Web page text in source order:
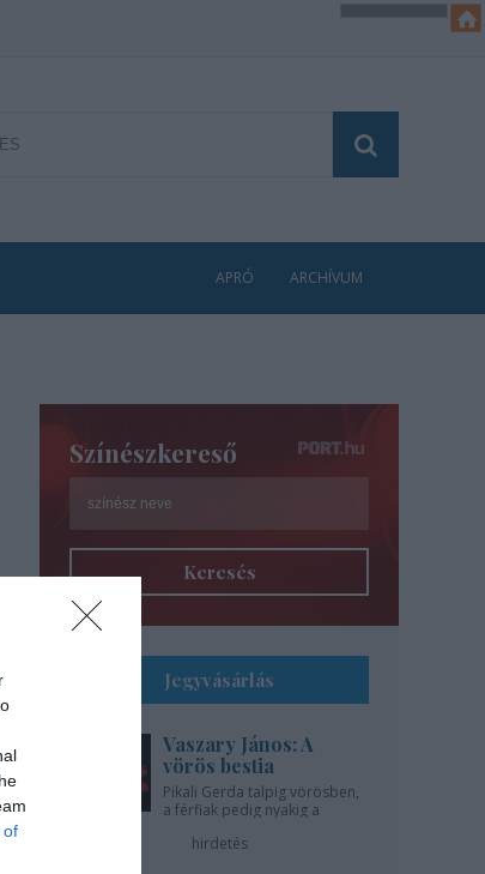
of
APRÓ ARCHÍVUM
Színészkereső
Keresés
Jegyvásárlás
Vaszary János: A
vörös bestia
Pikali Gerda talpig vörösben,
a férfiak pedig nyakig a
hirdetés